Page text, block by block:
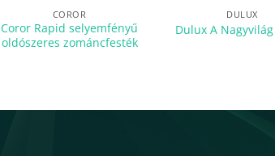
COROR
Coror Rapid selyemfényű
oldószeres zománcfesték
DULUX
Dulux A